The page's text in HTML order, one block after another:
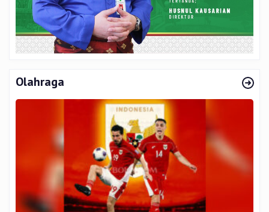
Olahraga